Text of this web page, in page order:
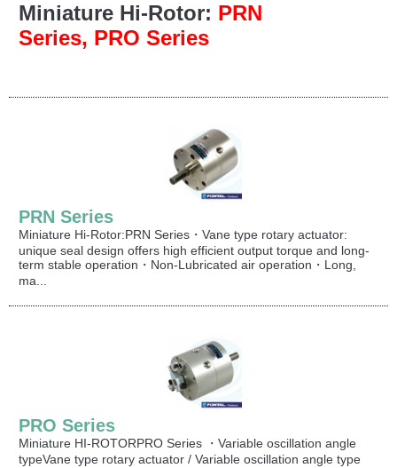
Miniature Hi-Rotor: PRN
Series, PRO Series
PRN Series
Miniature Hi-Rotor:PRN Series・Vane type rotary actuator:
unique seal design offers high efficient output torque and long-
term stable operation・Non-Lubricated air operation・Long,
ma...
PRO Series
Miniature HI-ROTORPRO Series ・Variable oscillation angle
typeVane type rotary actuator / Variable oscillation angle type